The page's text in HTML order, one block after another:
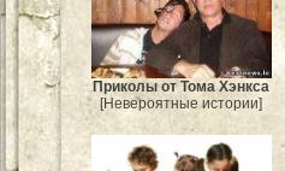
Приколы от Тома Хэнкса
[Невероятные истории]